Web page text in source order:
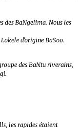
BaNgelima. Nous les
d’origine BaSoo.
des BaNtu riverains,
les rapides étaient